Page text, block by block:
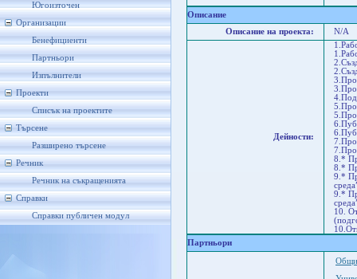
Югоизточен
Организации
Бенефициенти
Партньори
Изпълнители
Проекти
Списък на проектите
Търсене
Разширено търсене
Речник
Речник на съкращенията
Справки
Справки публичен модул
Описание
Описание на проекта:
N/A
Дейности:
8.*
8.*
9.*
9.*
10.
Партньори